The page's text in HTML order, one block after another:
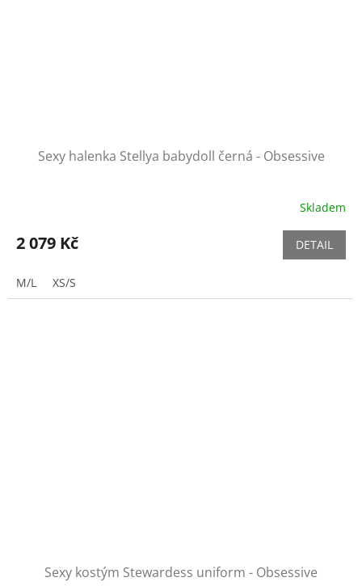
Sexy halenka Stellya babydoll černá - Obsessive
Skladem
2 079 Kč DETAIL
M/L XS/S
Sexy kostým Stewardess uniform - Obsessive